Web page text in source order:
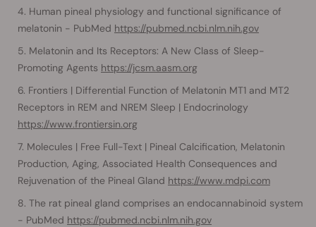
Human pineal physiology and functional significance of
melatonin - PubMed https://pubmed.ncbi.nlm.nih.gov
Melatonin and Its Receptors: A New Class of Sleep-
Promoting Agents https://jcsm.aasm.org
Frontiers | Differential Function of Melatonin MT1 and MT2
Receptors in REM and NREM Sleep | Endocrinology
https://www.frontiersin.org
Molecules | Free Full-Text | Pineal Calcification, Melatonin
Production, Aging, Associated Health Consequences and
Rejuvenation of the Pineal Gland https://www.mdpi.com
The rat pineal gland comprises an endocannabinoid system
- PubMed https://pubmed.ncbi.nlm.nih.gov